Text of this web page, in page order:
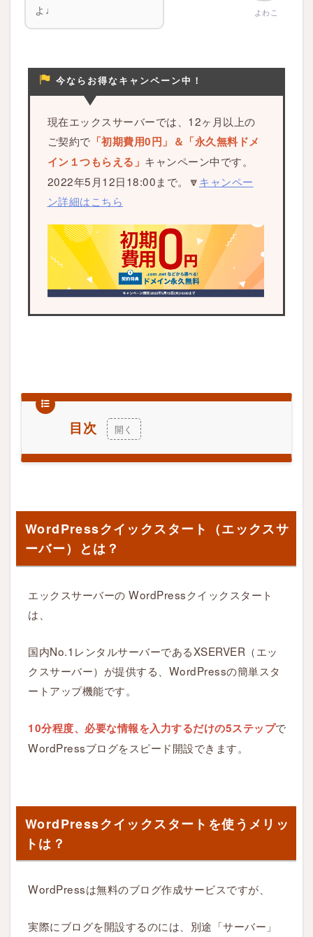
よわこ
よ♩
今ならお得なキャンペーン中！
現在エックスサーバーでは、12ヶ月以上の
ご契約で 「初期費用0円」＆「永久無料ドメ
イン１つもらえる」 キャンペーン中です。
2022年5月12日18:00まで。🔽キャンペー
ン詳細はこちら
目次
1
d
P
r
s
イ
ッ
ク
タ
ー
ッ
ス
ー
ー
WordPressクイックスタート（エックスサ
ーバー）とは？
エックスサーバーの WordPressクイックスタート
は、
国内No.1レンタルサーバーであるXSERVER（エッ
クスサーバー）が提供する、WordPressの簡単スタ
ートアップ機能です。
10分程度、必要な情報を入力するだけの5ステップで
WordPressブログをスピード開設できます。
WordPressクイックスタートを使うメリッ
トは？
WordPressは無料のブログ作成サービスですが、
実際にブログを開設するのには、別途「サーバー」